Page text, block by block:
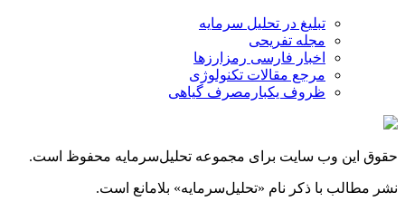
تبلیغ در تحلیل سرمایه
مجله تفریحی
اخبار فارسی رمزارزها
مرجع مقالات تکنولوژی
ظروف یکبارمصرف گیاهی
حقوق این وب سایت برای مجموعه تحلیل‌سرمایه محفوظ است.
نشر مطالب با ذکر نام «تحلیل‌سرمایه» بلامانع است.